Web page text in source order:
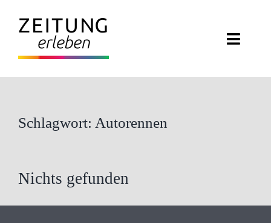
Inhalt
springen
Toggle
VERANSTALTUNGEN
ZEITUNGSWELT
Schlagwort: Autorennen
Nichts gefunden